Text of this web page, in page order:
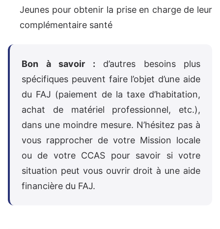
Jeunes pour obtenir la prise en charge de leur
complémentaire santé
Bon à savoir : d’autres besoins plus
spécifiques peuvent faire l’objet d’une aide
du FAJ (paiement de la taxe d’habitation,
achat de matériel professionnel, etc.),
dans une moindre mesure. N’hésitez pas à
vous rapprocher de votre Mission locale
ou de votre CCAS pour savoir si votre
situation peut vous ouvrir droit à une aide
financière du FAJ.